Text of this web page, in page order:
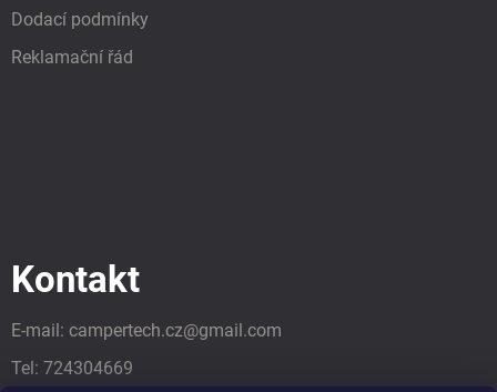
Dodací podmínky
Reklamační řád
Kontakt
E-mail: campertech.cz@gmail.com
Tel: 724304669